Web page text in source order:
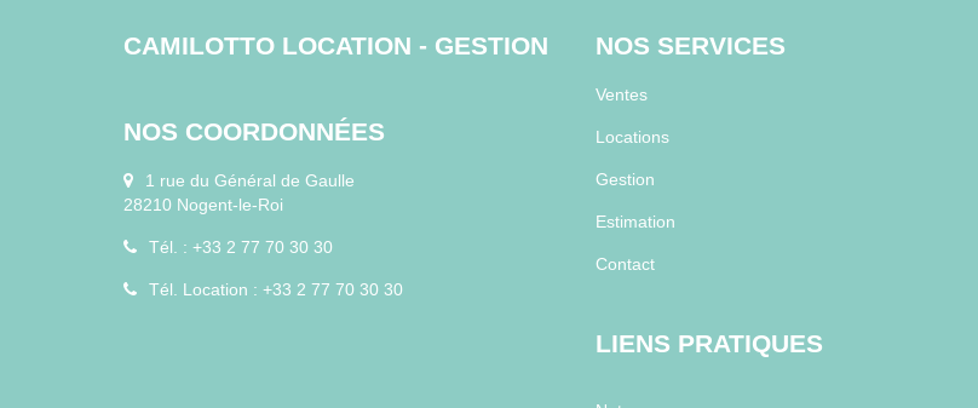
CAMILOTTO LOCATION - GESTION
NOS COORDONNÉES
1 rue du Général de Gaulle
28210 Nogent-le-Roi
Tél. : +33 2 77 70 30 30
Tél. Location : +33 2 77 70 30 30
NOS SERVICES
Ventes
Locations
Gestion
Estimation
Contact
LIENS PRATIQUES